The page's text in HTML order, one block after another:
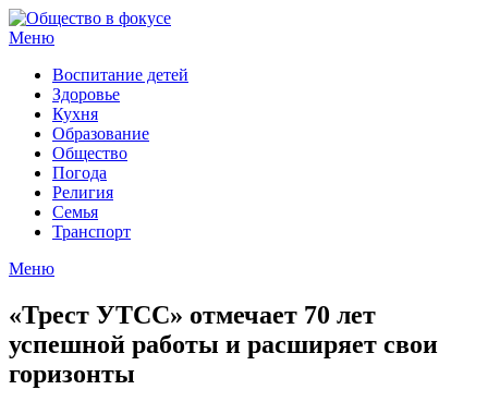
Перейти
к
Меню
Воспитание детей
Здоровье
Кухня
Образование
Общество
Погода
Религия
Семья
Транспорт
Меню
«Трест УТСС» отмечает 70 лет
успешной работы и расширяет свои
горизонты